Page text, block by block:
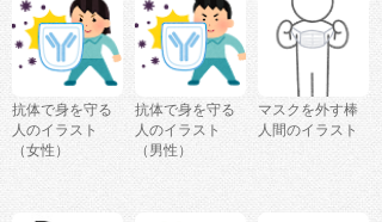
抗体で身を守る
人のイラスト
（女性）
抗体で身を守る
人のイラスト
（男性）
マスクを外す棒
人間のイラスト